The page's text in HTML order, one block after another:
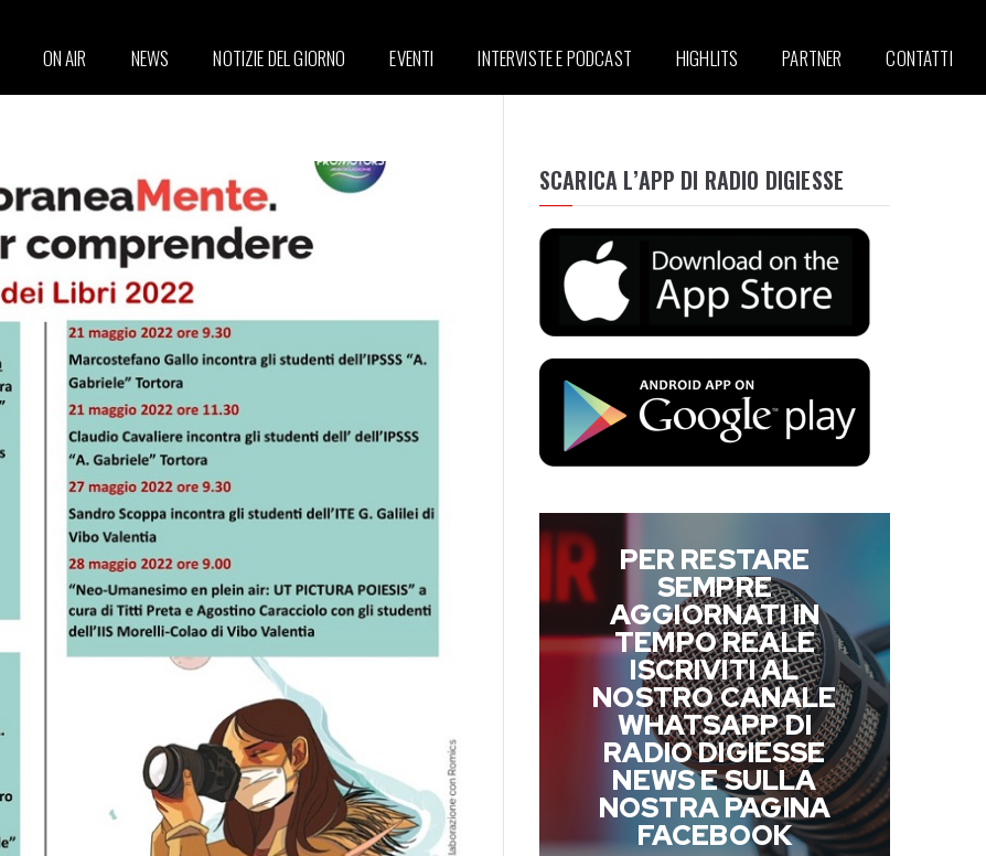
ON AIR NEWS NOTIZIE DEL GIORNO EVENTI INTERVISTE E PODCAST HIGHLITS PARTNER CONTATTI
SCARICA L’APP DI RADIO DIGIESSE
PER RESTARE
SEMPRE
AGGIORNATI IN
TEMPO REALE
ISCRIVITI AL
NOSTRO CANALE
WHATSAPP DI
RADIO DIGIESSE
NEWS E SULLA
NOSTRA PAGINA
FACEBOOK